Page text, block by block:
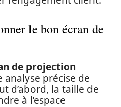
le bon écran de
de projection
précise de
d’abord, la taille de
à l’espace